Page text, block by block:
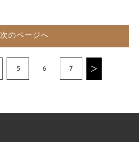
次のページへ
5 6 7